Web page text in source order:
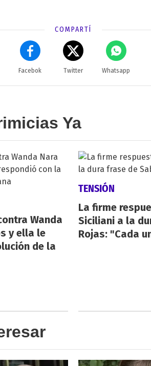
COMPARTÍ
Facebok Twitter Whatsapp
Ya
Wanda
y ella le
de la
TENSIÓN
La firme
Siciliani a la
Rojas: "Cada